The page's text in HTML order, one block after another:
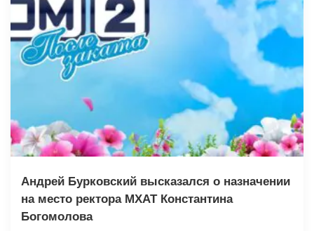
Андрей Бурковский высказался о назначении
на место ректора МХАТ Константина
Богомолова